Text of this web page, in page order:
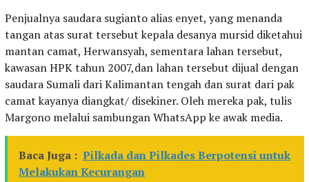
Penjualnya saudara sugianto alias enyet, yang menanda
tangan atas surat tersebut kepala desanya mursid diketahui
mantan camat, Herwansyah, sementara lahan tersebut,
kawasan HPK tahun 2007,dan lahan tersebut dijual dengan
saudara Sumali dari Kalimantan tengah dan surat dari pak
camat kayanya diangkat/ disekiner. Oleh mereka pak, tulis
Margono melalui sambungan WhatsApp ke awak media.
Baca Juga : Pilkada dan Pilkades Berpotensi untuk
Melakukan Kecurangan